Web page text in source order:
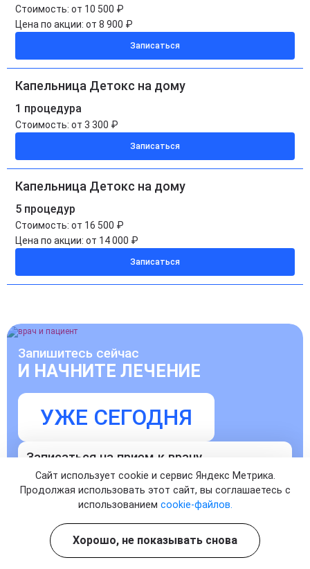
Стоимость: от 10 500 ₽
Цена по акции: от 8 900 ₽
Записаться
Капельница Детокс на дому
1 процедура
Стоимость: от 3 300 ₽
Записаться
Капельница Детокс на дому
5 процедур
Стоимость: от 16 500 ₽
Цена по акции: от 14 000 ₽
Записаться
Запишитесь сейчас
И НАЧНИТЕ ЛЕЧЕНИЕ
УЖЕ СЕГОДНЯ
Записаться на прием к врачу
Согласен сполитикой о конфиденциальности
Сайт использует cookie и сервис Яндекс Метрика.
Продолжая использовать этот сайт, вы соглашаетесь с
использованием cookie-файлов.
Хорошо, не показывать снова